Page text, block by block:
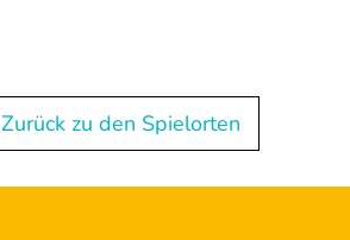
Zurück zu den Spielorten